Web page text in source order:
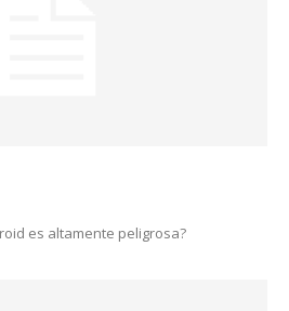
es altamente peligrosa?